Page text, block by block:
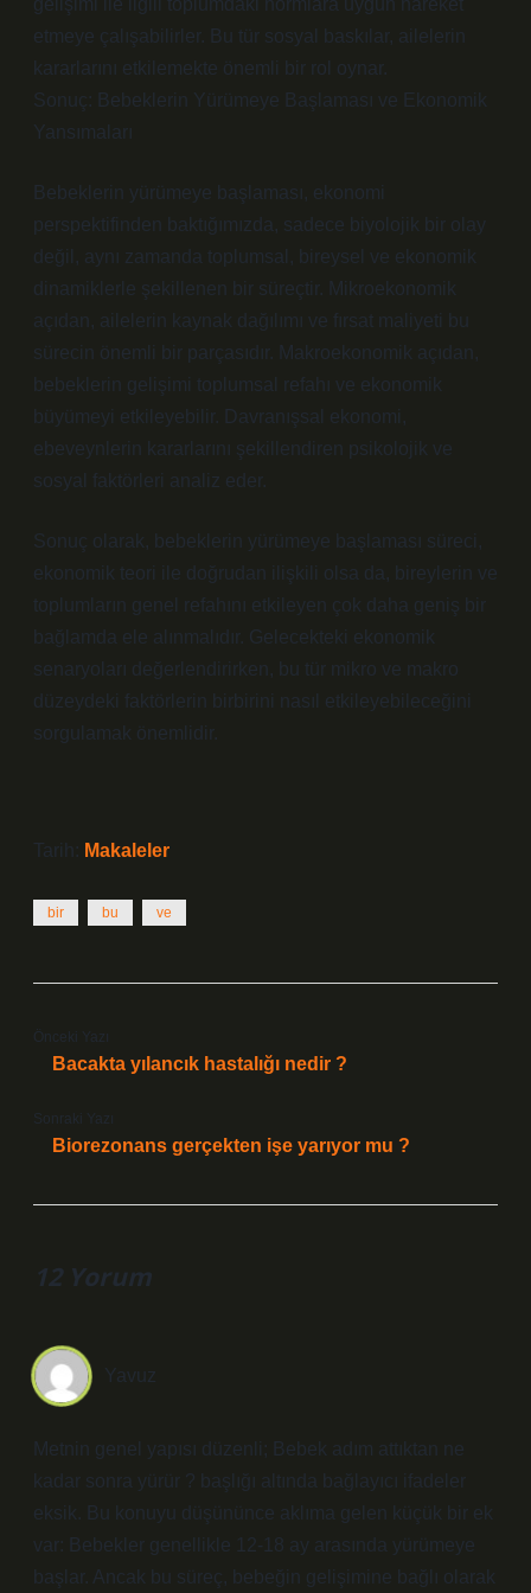
gelişimi ile ilgili toplumdaki normlara uygun hareket
etmeye çalışabilirler. Bu tür sosyal baskılar, ailelerin
kararlarını etkilemekte önemli bir rol oynar.
Sonuç: Bebeklerin Yürümeye Başlaması ve Ekonomik
Yansımaları
Bebeklerin yürümeye başlaması, ekonomi
perspektifinden baktığımızda, sadece biyolojik bir olay
değil, aynı zamanda toplumsal, bireysel ve ekonomik
dinamiklerle şekillenen bir süreçtir. Mikroekonomik
açıdan, ailelerin kaynak dağılımı ve fırsat maliyeti bu
sürecin önemli bir parçasıdır. Makroekonomik açıdan,
bebeklerin gelişimi toplumsal refahı ve ekonomik
büyümeyi etkileyebilir. Davranışsal ekonomi,
ebeveynlerin kararlarını şekillendiren psikolojik ve
sosyal faktörleri analiz eder.
Sonuç olarak, bebeklerin yürümeye başlaması süreci,
ekonomik teori ile doğrudan ilişkili olsa da, bireylerin ve
toplumların genel refahını etkileyen çok daha geniş bir
bağlamda ele alınmalıdır. Gelecekteki ekonomik
senaryoları değerlendirirken, bu tür mikro ve makro
düzeydeki faktörlerin birbirini nasıl etkileyebileceğini
sorgulamak önemlidir.
Tarih: Makaleler
bir bu ve
Önceki Yazı
Bacakta yılancık hastalığı nedir ?
Sonraki Yazı
Biorezonans gerçekten işe yarıyor mu ?
12 Yorum
Yavuz
Metnin genel yapısı düzenli; Bebek adım attıktan ne
kadar sonra yürür ? başlığı altında bağlayıcı ifadeler
eksik. Bu konuyu düşününce aklıma gelen küçük bir ek
var: Bebekler genellikle 12-18 ay arasında yürümeye
başlar. Ancak bu süreç, bebeğin gelişimine bağlı olarak